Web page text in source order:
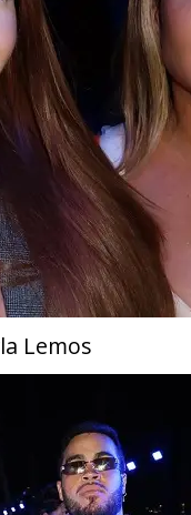
Lemos